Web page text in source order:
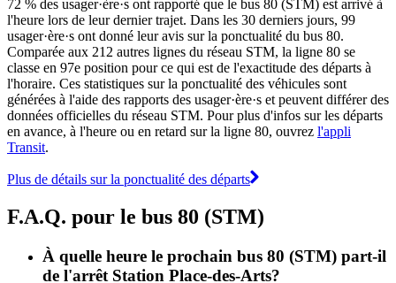
72 % des usager·ère·s ont rapporté que le bus 80 (STM) est arrivé à
l'heure lors de leur dernier trajet. Dans les 30 derniers jours, 99
usager·ère·s ont donné leur avis sur la ponctualité du bus 80.
Comparée aux 212 autres lignes du réseau STM, la ligne 80 se
classe en 97e position pour ce qui est de l'exactitude des départs à
l'horaire. Ces statistiques sur la ponctualité des véhicules sont
générées à l'aide des rapports des usager·ère·s et peuvent différer des
données officielles du réseau STM. Pour plus d'infos sur les départs
en avance, à l'heure ou en retard sur la ligne 80, ouvrez l'appli
Transit.
Plus de détails sur la ponctualité des départs
F.A.Q. pour le bus 80 (STM)
À quelle heure le prochain bus 80 (STM) part-il
de l'arrêt Station Place-des-Arts?